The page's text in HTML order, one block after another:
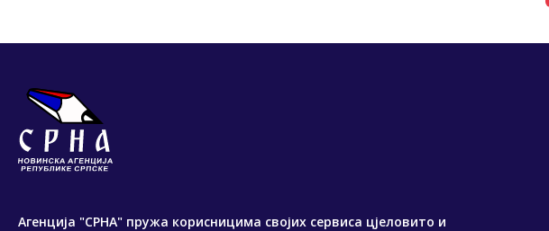
Агенција "СРНА" пружа корисницима својих сервиса цјеловито и